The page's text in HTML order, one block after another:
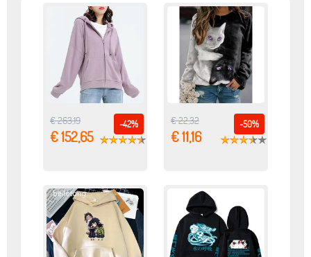
-42%
€ 263,19
€ 152,65
-50%
€ 22,32
€ 11,16